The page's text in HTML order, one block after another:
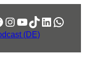
Instagram
YouTube
TikTok
LinkedIn
(DE)